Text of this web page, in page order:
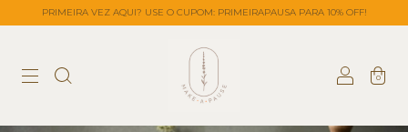
PRIMEIRA VEZ AQUI? USE O CUPOM: PRIMEIRAPAUSA PARA 10% OFF!
0